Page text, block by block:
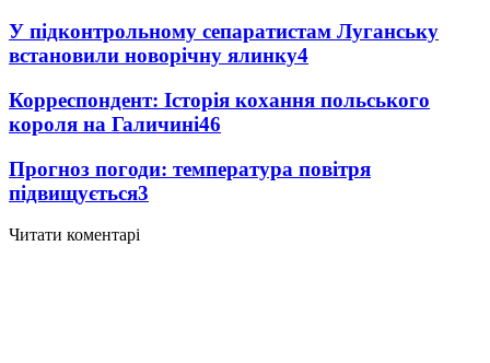
У підконтрольному сепаратистам Луганську
встановили новорічну ялинку4
Корреспондент: Історія кохання польського
короля на Галичині46
Прогноз погоди: температура повітря
підвищується3
Читати коментарі